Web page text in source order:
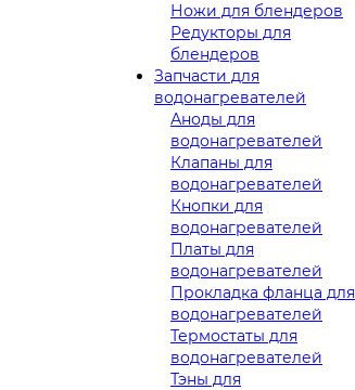
Ножи для блендеров
Редукторы для
блендеров
Запчасти для
водонагревателей
Аноды для
водонагревателей
Клапаны для
водонагревателей
Кнопки для
водонагревателей
Платы для
водонагревателей
Прокладка фланца для
водонагревателей
Термостаты для
водонагревателей
Тэны для